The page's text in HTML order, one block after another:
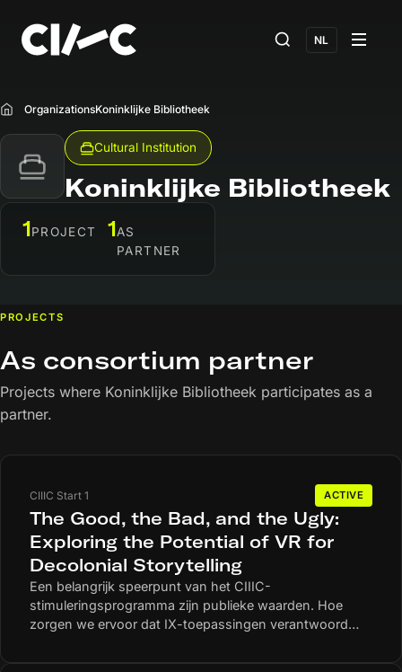
NL
Home
OrganizationsKoninklijke Bibliotheek
Cultural Institution
Koninklijke Bibliotheek
1PROJECT 1AS
PARTNER
PROJECTS
As consortium partner
Projects where Koninklijke Bibliotheek participates as a
partner.
CIIIC Start 1 ACTIVE
The Good, the Bad, and the Ugly:
Exploring the Potential of VR for
Decolonial Storytelling
Een belangrijk speerpunt van het CIIIC-
stimuleringsprogramma zijn publieke waarden. Hoe
zorgen we ervoor dat IX-toepassingen verantwoord
loopt als een rode draad door alle gehonoreerde